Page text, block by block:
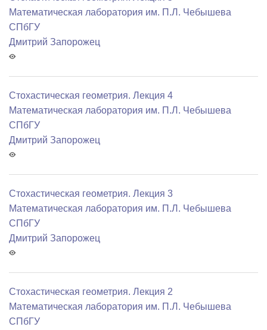
Математичеcкая лаборатория им. П.Л. Чебышева
СПбГУ
Дмитрий Запорожец
Стохастическая геометрия. Лекция 4
Математичеcкая лаборатория им. П.Л. Чебышева
СПбГУ
Дмитрий Запорожец
Стохастическая геометрия. Лекция 3
Математичеcкая лаборатория им. П.Л. Чебышева
СПбГУ
Дмитрий Запорожец
Стохастическая геометрия. Лекция 2
Математичеcкая лаборатория им. П.Л. Чебышева
СПбГУ